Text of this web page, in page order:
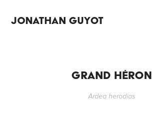
JONATHAN GUYOT
GRAND HÉRON
Ardea herodias